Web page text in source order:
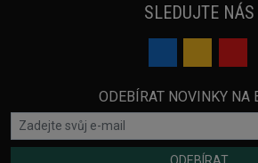
SLEDUJTE NÁS
ODEBÍRAT NOVINKY NA
ODEBÍRAT